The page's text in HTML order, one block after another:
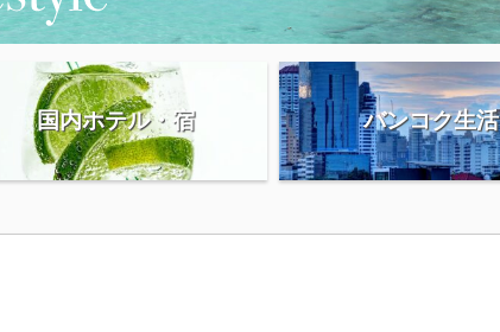
国内ホテル・宿 バンコク生活